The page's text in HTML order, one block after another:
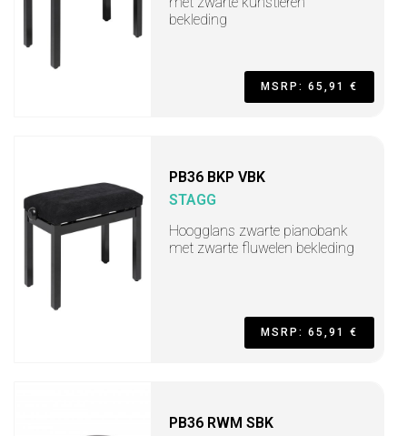
bekleding
MSRP: 65,91 €
PB36 BKP VBK
STAGG
Hoogglans zwarte pianobank
met zwarte fluwelen bekleding
MSRP: 65,91 €
PB36 RWM SBK